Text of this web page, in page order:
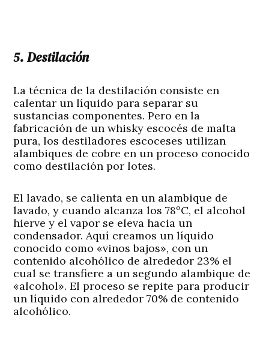
5. Destilación
La técnica de la destilación consiste en
calentar un líquido para separar su
sustancias componentes. Pero en la
fabricación de un whisky escocés de malta
pura, los destiladores escoceses utilizan
alambiques de cobre en un proceso conocido
como destilación por lotes.
El lavado, se calienta en un alambique de
lavado, y cuando alcanza los 78ºC, el alcohol
hierve y el vapor se eleva hacia un
condensador. Aquí creamos un líquido
conocido como «vinos bajos», con un
contenido alcohólico de alrededor 23% el
cual se transfiere a un segundo alambique de
«alcohol». El proceso se repite para producir
un líquido con alrededor 70% de contenido
alcohólico.